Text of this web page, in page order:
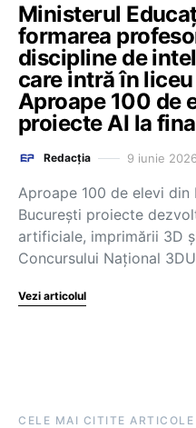
Ministerul
formarea
discipline de
care intră în
Aproape 100 de
proiecte AI la
Redacția 9 iunie 2026
Aproape 100 de elevi din
București proiecte
artificiale, imprimării 3D
Concursului Național
Vezi articolul
CELE MAI CITITE ARTICOLE